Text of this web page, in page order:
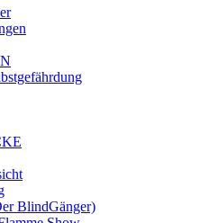
BlindGänger)